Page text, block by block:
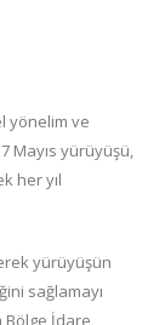
yönelim ve
Mayıs yürüyüşü,
her yıl
yürüyüşün
sağlamayı
Bölge İdare